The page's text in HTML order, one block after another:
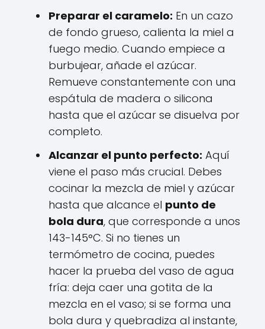
Preparar el caramelo: En un cazo
de fondo grueso, calienta la miel a
fuego medio. Cuando empiece a
burbujear, añade el azúcar.
Remueve constantemente con una
espátula de madera o silicona
hasta que el azúcar se disuelva por
completo.
Alcanzar el punto perfecto: Aquí
viene el paso más crucial. Debes
cocinar la mezcla de miel y azúcar
hasta que alcance el punto de
bola dura, que corresponde a unos
143-145°C. Si no tienes un
termómetro de cocina, puedes
hacer la prueba del vaso de agua
fría: deja caer una gotita de la
mezcla en el vaso; si se forma una
bola dura y quebradiza al instante,